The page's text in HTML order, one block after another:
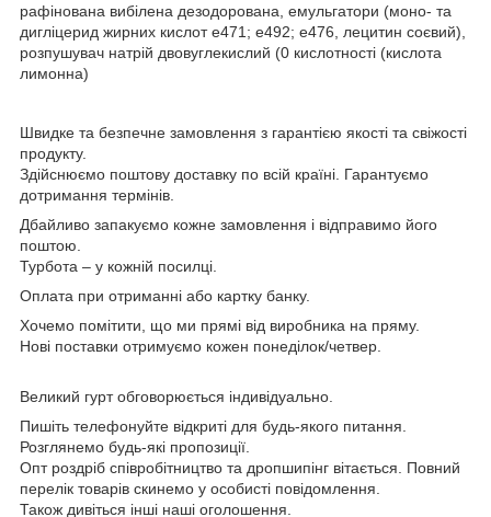
рафінована вибілена дезодорована, емульгатори (моно- та
дигліцерид жирних кислот е471; е492; е476, лецитин соєвий),
розпушувач натрій двовуглекислий (0 кислотності (кислота
лимонна)
Швидке та безпечне замовлення з гарантією якості та свіжості
продукту.
Здійснюємо поштову доставку по всій країні. Гарантуємо
дотримання термінів.
Дбайливо запакуємо кожне замовлення і відправимо його
поштою.
Турбота – у кожній посилці.
Оплата при отриманні або картку банку.
Хочемо помітити, що ми прямі від виробника на пряму.
Нові поставки отримуємо кожен понеділок/четвер.
Великий гурт обговорюється індивідуально.
Пишіть телефонуйте відкриті для будь-якого питання.
Розглянемо будь-які пропозиції.
Опт роздріб співробітництво та дропшипінг вітається. Повний
перелік товарів скинемо у особисті повідомлення.
Також дивіться інші наші оголошення.